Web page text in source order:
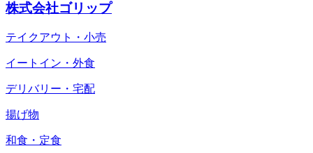
株式会社ゴリップ
テイクアウト・小売
イートイン・外食
デリバリー・宅配
揚げ物
和食・定食